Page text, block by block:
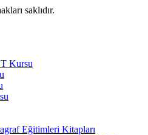
saklıdır.
Kursu
Eğitimleri Kitapları